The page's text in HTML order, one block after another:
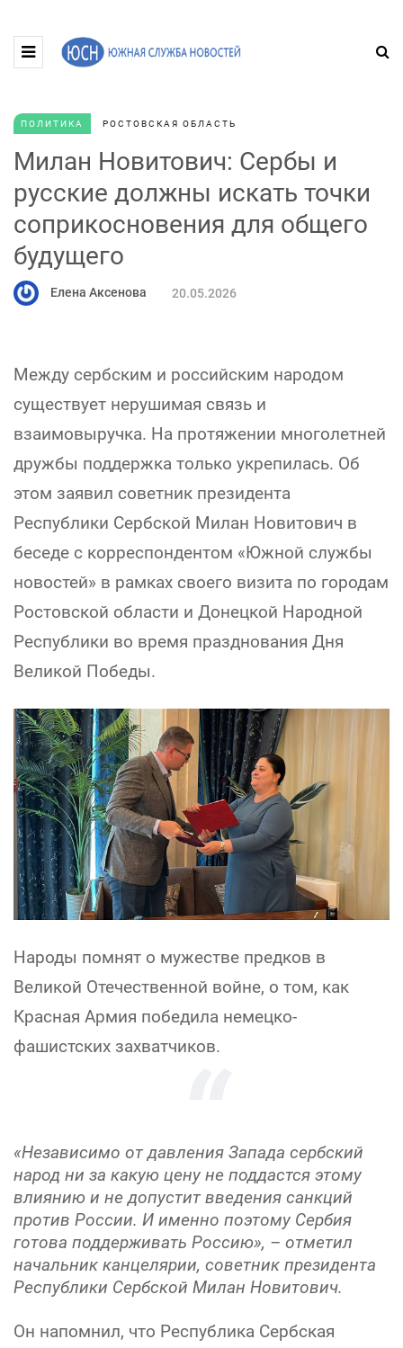
ПОЛИТИКА РОСТОВСКАЯ ОБЛАСТЬ
Милан Новитович: Сербы и
русские должны искать точки
соприкосновения для общего
будущего
Елена Аксенова 20.05.2026
Между сербским и российским народом
существует нерушимая связь и
взаимовыручка. На протяжении многолетней
дружбы поддержка только укрепилась. Об
этом заявил советник президента
Республики Сербской Милан Новитович в
беседе с корреспондентом «Южной службы
новостей» в рамках своего визита по городам
Ростовской области и Донецкой Народной
Республики во время празднования Дня
Великой Победы.
Народы помнят о мужестве предков в
Великой Отечественной войне, о том, как
Красная Армия победила немецко-
фашистских захватчиков.
«Независимо от давления Запада сербский
народ ни за какую цену не поддастся этому
влиянию и не допустит введения санкций
против России. И именно поэтому Сербия
готова поддерживать Россию», – отметил
начальник канцелярии, советник президента
Республики Сербской Милан Новитович.
Он напомнил, что Республика Сербская